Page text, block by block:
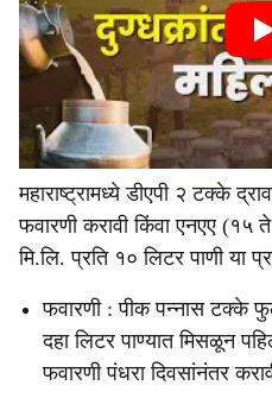
महाराष्ट्रामध्ये डीएपी २ टक्के
फवारणी करावी किंवा एनएए (१५
मि.लि. प्रति १० लिटर पाणी या
फवारणी : पीक पन्नास टक्के
दहा लिटर पाण्यात मिसळून
फवारणी पंधरा दिवसांनंतर